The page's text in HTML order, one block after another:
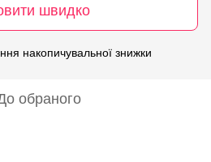
швидко
накопичувальної знижки
обраного